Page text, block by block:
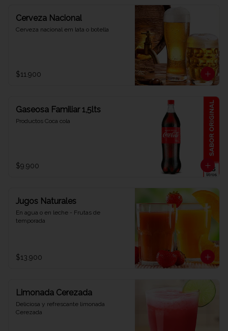
Cerveza Nacional
Cerveza nacional em lata o botella
$11.900
Gaseosa Familiar 1,5lts
Productos Coca cola
$9.900
Jugos Naturales
En agua o en leche - Frutas de
temporada
$13.900
Limonada Cerezada
Deliciosa y refrescante limonada
Cerezada